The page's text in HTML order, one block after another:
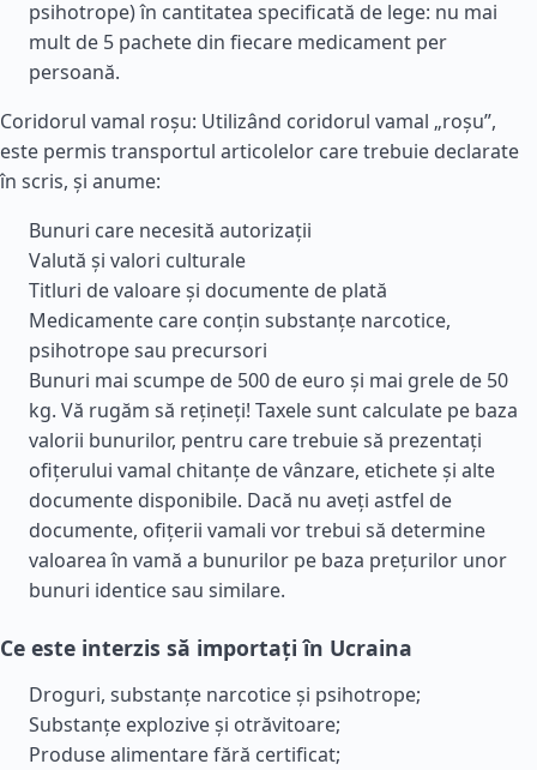
psihotrope) în cantitatea specificată de lege: nu mai
mult de 5 pachete din fiecare medicament per
persoană.
Coridorul vamal roșu: Utilizând coridorul vamal „roșu”,
este permis transportul articolelor care trebuie declarate
în scris, și anume:
Bunuri care necesită autorizații
Valută și valori culturale
Titluri de valoare și documente de plată
Medicamente care conțin substanțe narcotice,
psihotrope sau precursori
Bunuri mai scumpe de 500 de euro și mai grele de 50
kg. Vă rugăm să rețineți! Taxele sunt calculate pe baza
valorii bunurilor, pentru care trebuie să prezentați
ofițerului vamal chitanțe de vânzare, etichete și alte
documente disponibile. Dacă nu aveți astfel de
documente, ofițerii vamali vor trebui să determine
valoarea în vamă a bunurilor pe baza prețurilor unor
bunuri identice sau similare.
Ce este interzis să importați în Ucraina
Droguri, substanțe narcotice și psihotrope;
Substanțe explozive și otrăvitoare;
Produse alimentare fără certificat;